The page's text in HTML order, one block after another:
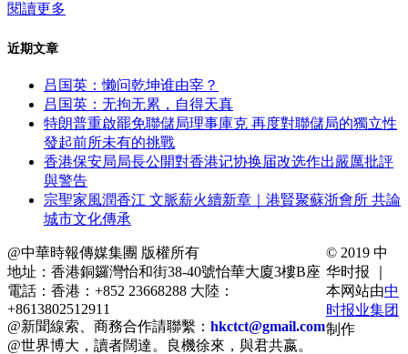
閱讀更多
近期文章
吕国英：懒问乾坤谁由宰？
吕国英：无拘无累，自得天真
特朗普重啟罷免聯儲局理事庫克 再度對聯儲局的獨立性
發起前所未有的挑戰
香港保安局局長公開對香港记协换届改选作出嚴厲批評
與警告
宗聖家風潤香江 文脈薪火續新章｜港賢聚蘇浙會所 共論
城市文化傳承
@中華時報傳媒集團 版權所有
地址：香港銅鑼灣怡和街38-40號怡華大廈3樓B座
電話：香港：+852 23668288 大陸：
+8613802512911
@新聞線索、商務合作請聯繫： hkctct@gmail.com
@世界博大，讀者闊達。良機徐來，與君共嬴。
© 2019 中
华时报 ｜
本网站由中
时报业集团
制作